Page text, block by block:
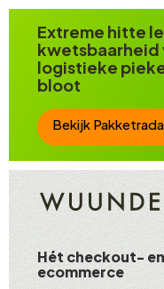
Extreme hitte
kwetsbaarheid
logistieke
bloot
Bekijk
Hét checkout-
ecommerce